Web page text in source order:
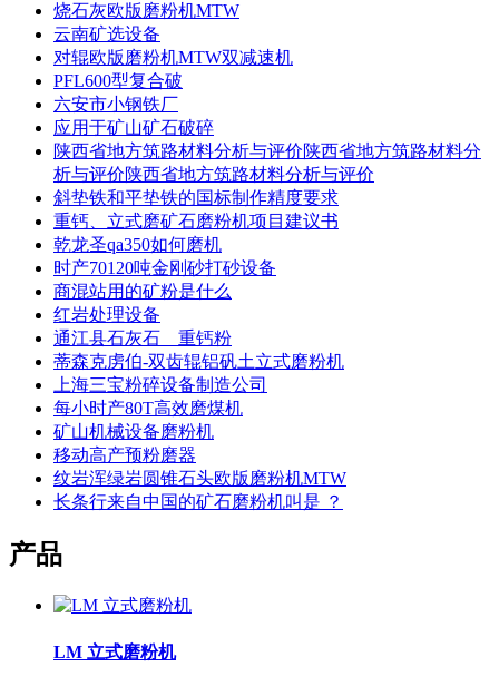
烧石灰欧版磨粉机MTW
云南矿选设备
对辊欧版磨粉机MTW双减速机
PFL600型复合破
六安市小钢铁厂
应用于矿山矿石破碎
陕西省地方筑路材料分析与评价陕西省地方筑路材料分
析与评价陕西省地方筑路材料分析与评价
斜垫铁和平垫铁的国标制作精度要求
重钙、立式磨矿石磨粉机项目建议书
乾龙圣qa350如何磨机
时产70120吨金刚砂打砂设备
商混站用的矿粉是什么
红岩处理设备
通江县石灰石 重钙粉
蒂森克虏伯-双齿辊铝矾土立式磨粉机
上海三宝粉碎设备制造公司
每小时产80T高效磨煤机
矿山机械设备磨粉机
移动高产预粉磨器
纹岩浑绿岩圆锥石头欧版磨粉机MTW
长条行来自中国的矿石磨粉机叫是 ？
产品
LM 立式磨粉机